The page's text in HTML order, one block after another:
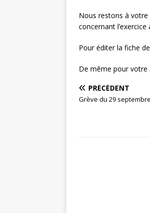
Nous restons à
concernant
Pour éditer la fiche
De même pour votre
PRÉCÉDENT
Grève du 29